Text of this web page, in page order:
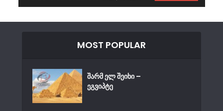
MOST POPULAR
შარმ ელ შეიხი –
ეგვიპტე